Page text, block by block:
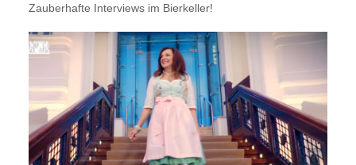
Zauberhafte Interviews im Bierkeller!